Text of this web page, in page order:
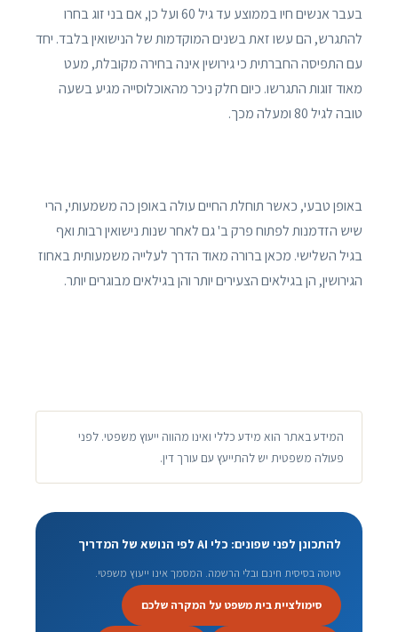
בעבר אנשים חיו בממוצע עד גיל 60 ועל כן, אם בני זוג בחרו
להתגרש, הם עשו זאת בשנים המוקדמות של הנישואין בלבד. יחד
עם התפיסה החברתית כי גירושין אינה בחירה מקובלת, מעט
מאוד זוגות התגרשו. כיום חלק ניכר מהאוכלוסייה מגיע בשעה
טובה לגיל 80 ומעלה מכך.
באופן טבעי, כאשר תוחלת החיים עולה באופן כה משמעותי, הרי
שיש הזדמנות לפתוח פרק ב' גם לאחר שנות נישואין רבות ואף
בגיל השלישי. מכאן ברורה מאוד הדרך לעלייה משמעותית באחוז
הגירושין, הן בגילאים הצעירים יותר והן בגילאים מבוגרים יותר.
המידע באתר הוא מידע כללי ואינו מהווה ייעוץ משפטי. לפני
פעולה משפטית יש להתייעץ עם עורך דין.
להתכונן לפני שפונים: כלי AI לפי הנושא של המדריך
טיוטה בסיסית חינם ובלי הרשמה. המסמך אינו ייעוץ משפטי.
סימולציית בית משפט על המקרה שלכם